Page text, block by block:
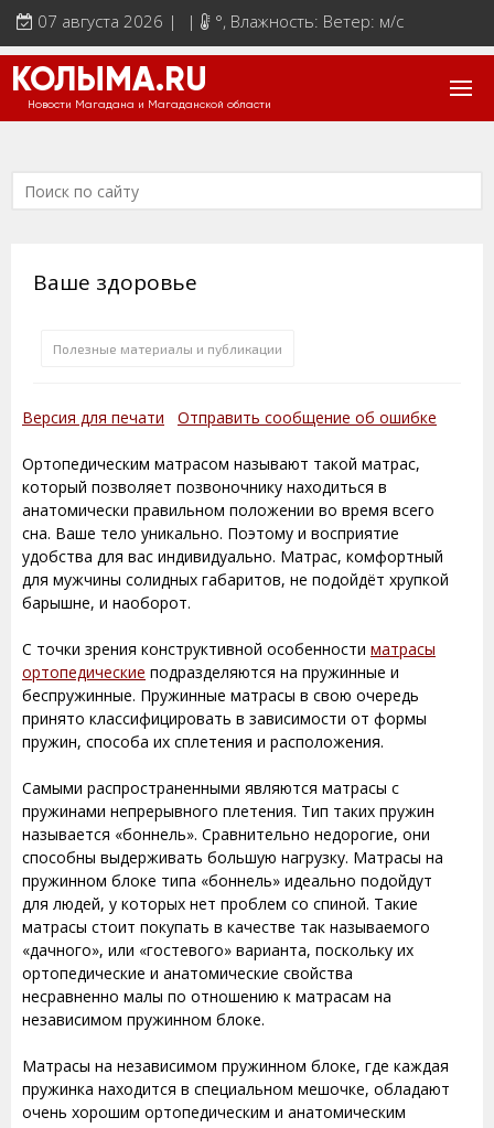
07 августа 2026 | | °, Влажность: Ветер: м/с
КОЛЫМА.RU
Новости Магадана и Магаданской области
Ваше здоровье
Полезные материалы и публикации
Версия для печати Отправить сообщение об ошибке
Ортопедическим матрасом называют такой матрас,
который позволяет позвоночнику находиться в
анатомически правильном положении во время всего
сна. Ваше тело уникально. Поэтому и восприятие
удобства для вас индивидуально. Матрас, комфортный
для мужчины солидных габаритов, не подойдёт хрупкой
барышне, и наоборот.
С точки зрения конструктивной особенности матрасы
ортопедические подразделяются на пружинные и
беспружинные. Пружинные матрасы в свою очередь
принято классифицировать в зависимости от формы
пружин, способа их сплетения и расположения.
Самыми распространенными являются матрасы с
пружинами непрерывного плетения. Тип таких пружин
называется «боннель». Сравнительно недорогие, они
способны выдерживать большую нагрузку. Матрасы на
пружинном блоке типа «боннель» идеально подойдут
для людей, у которых нет проблем со спиной. Такие
матрасы стоит покупать в качестве так называемого
«дачного», или «гостевого» варианта, поскольку их
ортопедические и анатомические свойства
несравненно малы по отношению к матрасам на
независимом пружинном блоке.
Матрасы на независимом пружинном блоке, где каждая
пружинка находится в специальном мешочке, обладают
очень хорошим ортопедическим и анатомическим